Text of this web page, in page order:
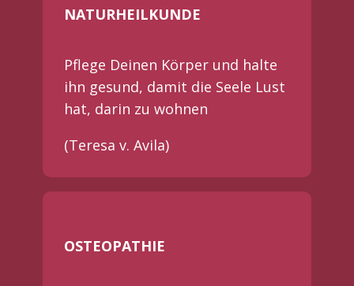
NATURHEILKUNDE
Pflege Deinen Körper und halte
ihn gesund, damit die Seele Lust
hat, darin zu wohnen
(Teresa v. Avila)
OSTEOPATHIE